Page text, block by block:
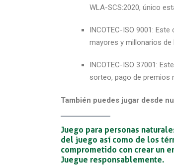
WLA-SCS:2020, único
INCOTEC-ISO 9001:
mayores y millonarios
INCOTEC-ISO 37001:
sorteo, pago de premios
También puedes jugar desde
Juego para personas
del juego así como de los
comprometido con crear un
Juegue responsablemente.